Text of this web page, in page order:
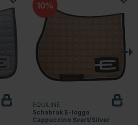
10
EQUILINE
Schabrak E-logga
Cappuccino Svart/Silver